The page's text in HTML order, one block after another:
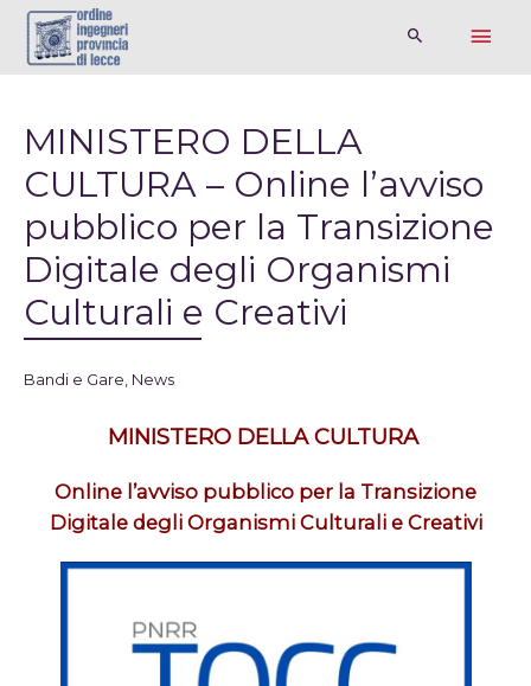
MINISTERO DELLA
CULTURA – Online l’avviso
pubblico per la Transizione
Digitale degli Organismi
Culturali e Creativi
Bandi e Gare News
MINISTERO DELLA CULTURA
Online l’avviso pubblico per la Transizione
Digitale degli Organismi Culturali e Creativi